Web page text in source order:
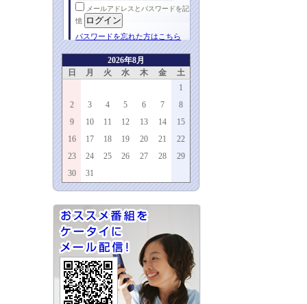
メールアドレスとパスワードを記
憶
パスワードを忘れた方はこちら
2026年8月
日
月 火 水 木 金
土
1
2
3 4 5 6 7
8
9
10 11 12 13 14
15
16
17 18 19 20 21
22
23
24 25 26 27 28
29
30
31